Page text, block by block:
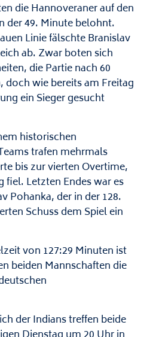
die Hannoveraner auf den
der 49. Minute belohnt.
Linie fälschte Branislav
ab. Zwar boten sich
die Partie nach 60
doch wie bereits am Freitag
ein Sieger gesucht
historischen
trafen mehrmals
bis zur vierten Overtime,
fiel. Letzten Endes war es
Pohanka, der in der 128.
Schuss dem Spiel ein
von 127:29 Minuten ist
beiden Mannschaften die
der Indians treffen beide